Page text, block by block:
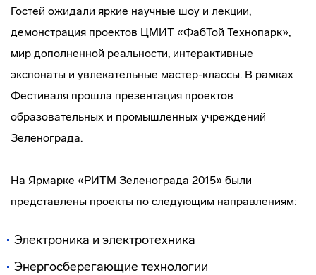
Гостей ожидали яркие научные шоу и лекции,
демонстрация проектов ЦМИТ «ФабТой Технопарк»,
мир дополненной реальности, интерактивные
экспонаты и увлекательные мастер-классы. В рамках
Фестиваля прошла презентация проектов
образовательных и промышленных учреждений
Зеленограда.
На Ярмарке «РИТМ Зеленограда 2015» были
представлены проекты по следующим направлениям:
Электроника и электротехника
Энергосберегающие технологии